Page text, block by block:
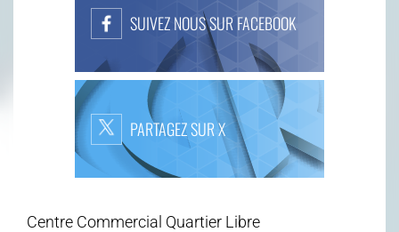
SUIVEZ NOUS SUR FACEBOOK
PARTAGEZ SUR X
Centre Commercial Quartier Libre